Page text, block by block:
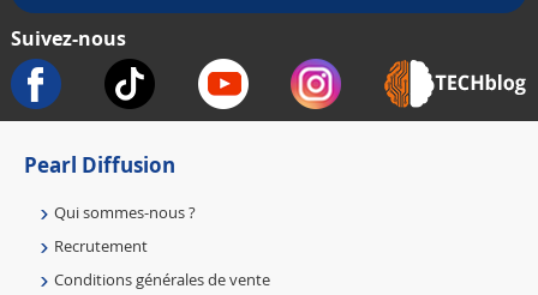
Suivez-nous
Pearl Diffusion
Qui sommes-nous ?
Recrutement
Conditions générales de vente